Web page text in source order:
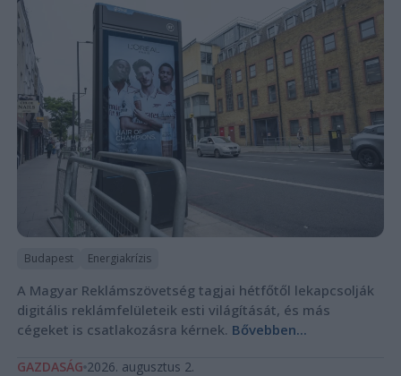
Budapest Energiakrízis
A Magyar Reklámszövetség tagjai hétfőtől lekapcsolják
digitális reklámfelületeik esti világítását, és más
cégeket is csatlakozásra kérnek. Bővebben...
GAZDASÁG 2026. augusztus 2.